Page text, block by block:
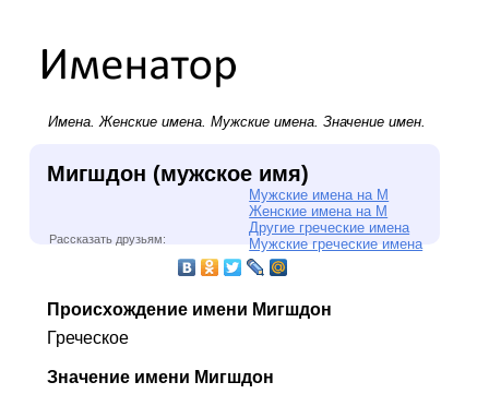
Имена.Женские имена. Мужские имена. Значение имен.
Мигшдон (мужское имя)
Мужские имена на М
Женские имена на М
Другие греческие имена
Мужские греческие имена
Рассказать друзьям:
Происхождение имени Мигшдон
Греческое
Значение имени Мигшдон